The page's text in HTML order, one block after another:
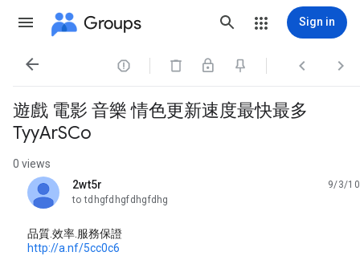
Groups Sign in
   
遊戲 電影 音樂 情色更新速度最快最多
TyyArSCo
0 views
2wt5r
unread,
9/3/10
to tdhgfdhgfdhgfdhg
品質.效率.服務保證
http://a.nf/5cc0c6